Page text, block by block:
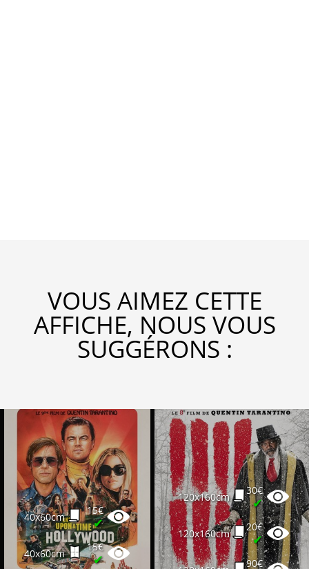
VOUS AIMEZ CETTE
AFFICHE, NOUS VOUS
SUGGÉRONS :
40x60cm
15€
✔
40x60cm
15€
✔
120x160cm
30€
✔
120x160cm
20€
✔
90€